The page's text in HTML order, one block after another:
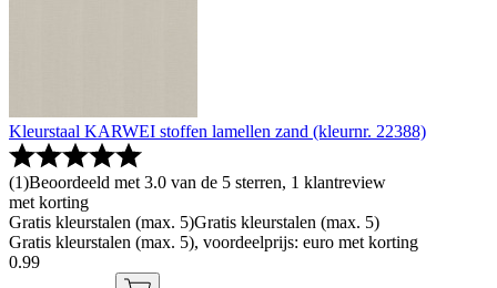
Kleurstaal KARWEI stoffen lamellen zand (kleurnr. 22388)
(1)Beoordeeld met 3.0 van de 5 sterren, 1 klantreview
met korting
Gratis kleurstalen (max. 5)Gratis kleurstalen (max. 5)
Gratis kleurstalen (max. 5), voordeelprijs: euro met korting
0.99